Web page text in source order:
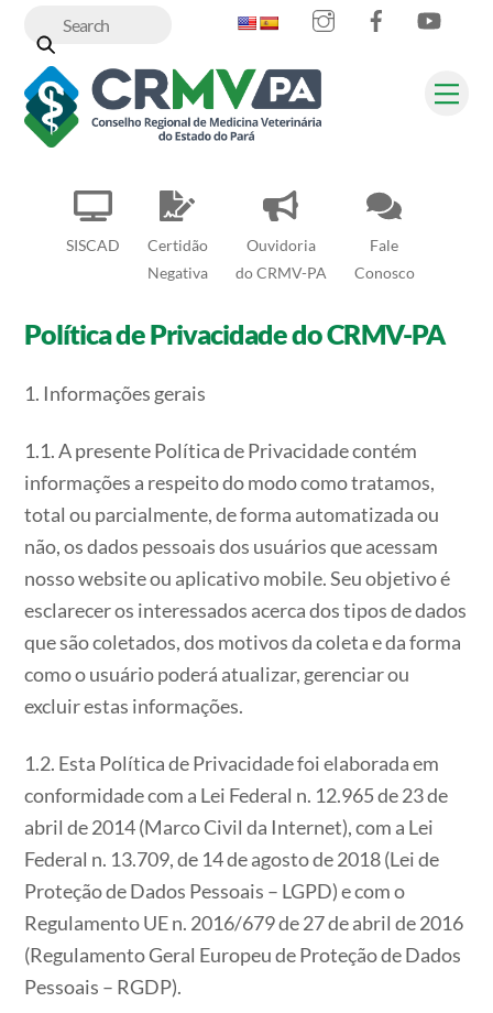
content
SISCAD
Certidão
Negativa
Ouvidoria
do CRMV-PA
Fale
Conosco
InstagramFacebook
Política de Privacidade do CRMV-PA
1. Informações gerais
1.1. A presente Política de Privacidade contém
informações a respeito do modo como tratamos,
total ou parcialmente, de forma automatizada ou
não, os dados pessoais dos usuários que acessam
nosso website ou aplicativo mobile. Seu objetivo é
esclarecer os interessados acerca dos tipos de dados
que são coletados, dos motivos da coleta e da forma
como o usuário poderá atualizar, gerenciar ou
excluir estas informações.
1.2. Esta Política de Privacidade foi elaborada em
conformidade com a Lei Federal n. 12.965 de 23 de
abril de 2014 (Marco Civil da Internet), com a Lei
Federal n. 13.709, de 14 de agosto de 2018 (Lei de
Proteção de Dados Pessoais – LGPD) e com o
Regulamento UE n. 2016/679 de 27 de abril de 2016
(Regulamento Geral Europeu de Proteção de Dados
Pessoais – RGDP).